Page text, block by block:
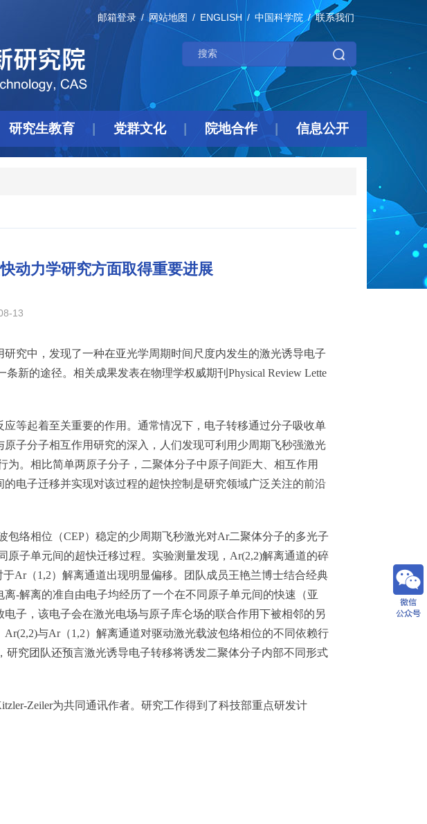
邮箱登录 网站地图 ENGLISH 中国科学院 联系我们
研究生教育 党群文化 院地合作 信息公开
动力学研究方面取得重要进展
13
中，发现了一种在亚光学周期时间尺度内发生的激光诱导电子
新的途径。相关成果发表在物理学权威期刊Physical Review Lette
起着至关重要的作用。通常情况下，电子转移通过分子吸收单
子分子相互作用研究的深入，人们发现可利用少周期飞秒强激光
。相比简单两原子分子，二聚体分子中原子间距大、相互作用
电子迁移并实现对该过程的超快控制是研究领域广泛关注的前沿
络相位（CEP）稳定的少周期飞秒激光对Ar二聚体分子的多光子
子单元间的超快迁移过程。实验测量发现，Ar(2,2)解离通道的碎
Ar（1,2）解离通道出现明显偏移。团队成员王艳兰博士结合经典
-解离的准自由电子均经历了一个在不同原子单元间的快速（亚
子，该电子会在激光电场与原子库仑场的联合作用下被相邻的另
与Ar（1,2）解离通道对驱动激光载波包络相位的不同依赖行
究团队还预言激光诱导电子转移将诱发二聚体分子内部不同形式
Zeiler为共同通讯作者。研究工作得到了科技部重点研发计